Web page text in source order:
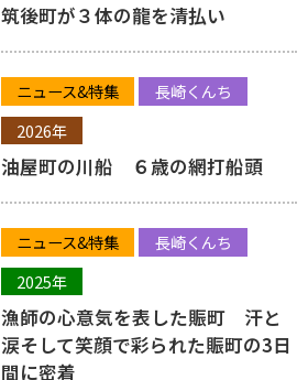
筑後町が３体の龍を清払い
ニュース&特集
長崎くんち
2026年
油屋町の川船 ６歳の網打船頭
ニュース&特集
長崎くんち
2025年
漁師の心意気を表した賑町 汗と
涙そして笑顔で彩られた賑町の3日
間に密着